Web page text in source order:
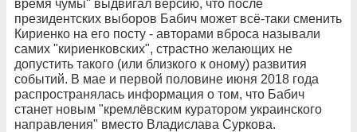
время чумы" выдвигал версию, что после
президентских выборов Бабич может всё-таки сменить
Кириенко на его посту - авторами вброса называли
самих "кириенковских", страстно желающих не
допустить такого (или близкого к оному) развития
событий. В мае и первой половине июня 2018 года
распространялась информация о том, что Бабич
станет новым "кремлёвским куратором украинского
направления" вместо Владислава Суркова.